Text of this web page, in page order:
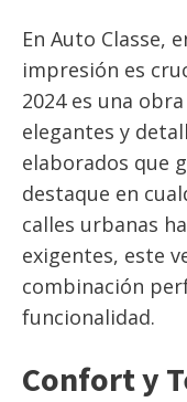
En Auto Classe,
impresión es
2024 es una
elegantes y
elaborados que
destaque en
calles urbanas
exigentes, este
combinación
funcionalidad.
Confort y